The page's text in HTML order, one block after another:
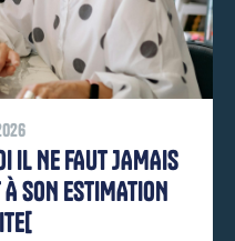
IL NE FAUT JAMAIS
SON ESTIMATION